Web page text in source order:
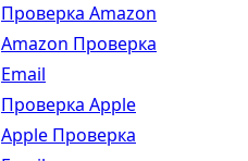
Проверка Amazon
Amazon Проверка
Email
Проверка Apple
Apple Проверка